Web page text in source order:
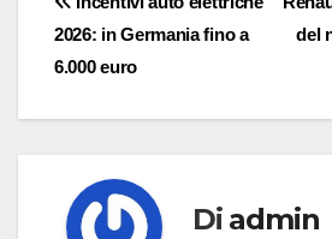
articoli
del
2026: in Germania fino a
6.000 euro
Di admin